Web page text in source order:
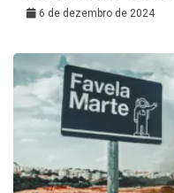
6 de dezembro de 2024